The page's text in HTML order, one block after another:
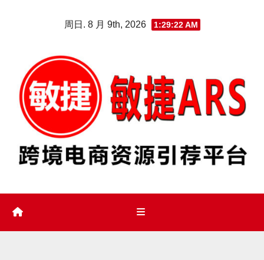
周日. 8 月 9th, 2026 1:29:23 AM